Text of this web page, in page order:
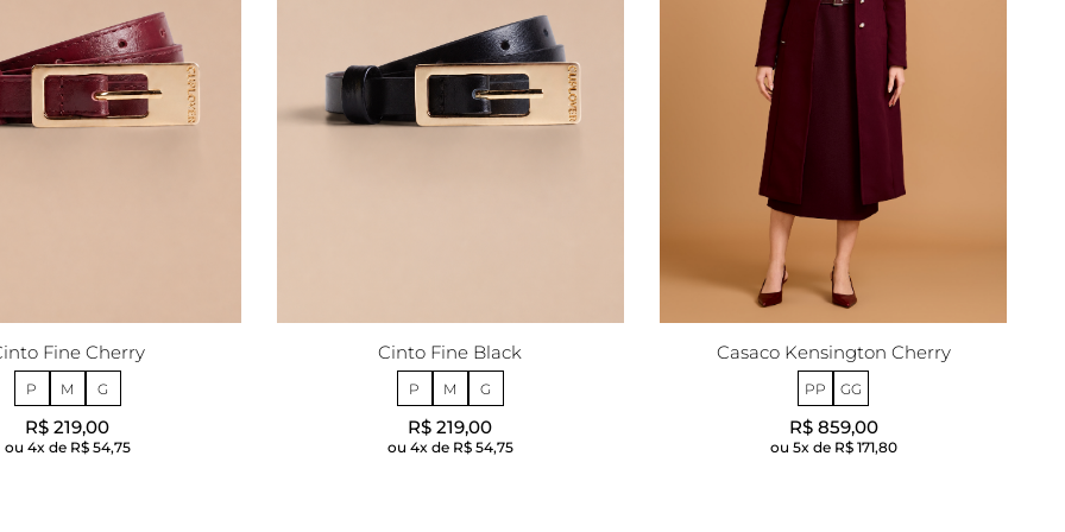
Fine Cherry
R$ 219,00
4x de R$ 54,75
P M G
Cinto Fine Black
R$ 219,00
4x de R$ 54,75
P M G
Casaco Kensington Cherry
R$ 859,00
5x de R$ 171,80
PP GG